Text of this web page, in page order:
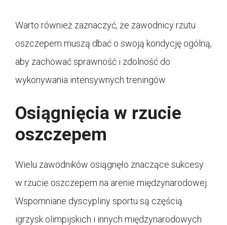
Warto również zaznaczyć, że zawodnicy rzutu
oszczepem muszą dbać o swoją kondycję ogólną,
aby zachować sprawność i zdolność do
wykonywania intensywnych treningów.
Osiągnięcia w rzucie
oszczepem
Wielu zawodników osiągnęło znaczące sukcesy
w rzucie oszczepem na arenie międzynarodowej.
Wspomniane dyscypliny sportu są częścią
igrzysk olimpijskich i innych międzynarodowych